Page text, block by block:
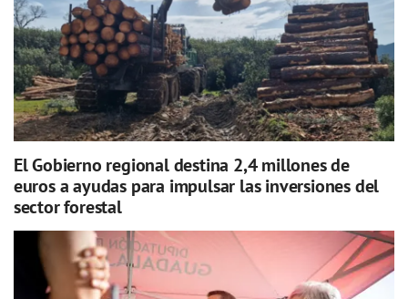
El Gobierno regional destina 2,4 millones de
euros a ayudas para impulsar las inversiones del
sector forestal